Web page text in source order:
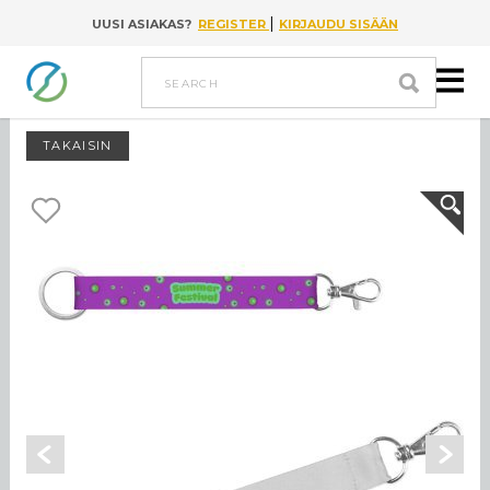
Go to content
UUSI ASIAKAS? REGISTER | KIRJAUDU SISÄÄN
search
TAKAISIN